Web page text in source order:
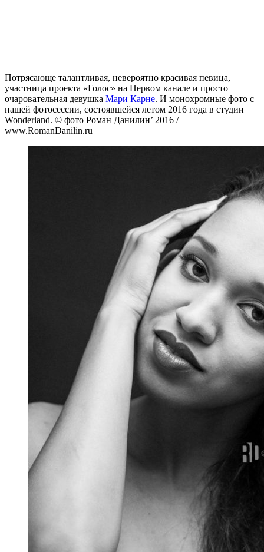
Потрясающе талантливая, невероятно красивая певица,
участница проекта «Голос» на Первом канале и просто
очаровательная девушка Мари Карне. И монохромные фото с
нашей фотосессии, состоявшейся летом 2016 года в студии
Wonderland. © фото Роман Данилин’ 2016 /
www.RomanDanilin.ru